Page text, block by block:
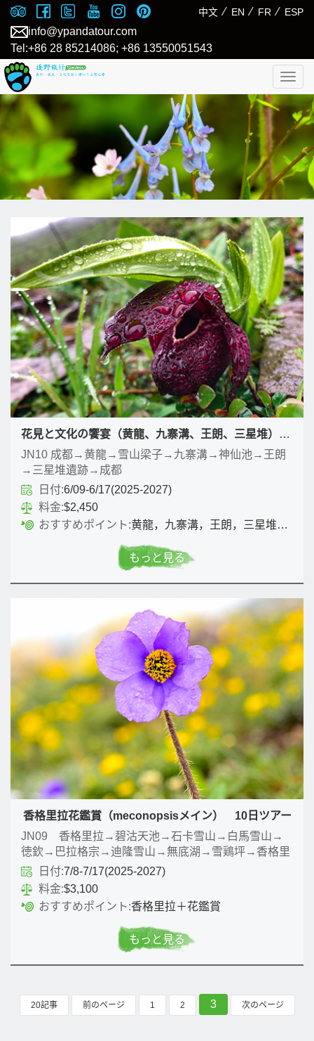
中文 ⁄ EN ⁄ FR ⁄ ESP
info@ypandatour.com
Tel:+86 28 85214086; +86 13550051543
花見と文化の饗宴（黄龍、九寨溝、王朗、三星堆）9日ツアー
JN10 成都→黄龍→雪山梁子→九寨溝→神仙池→王朗
→三星堆遺跡→成都
日付:6/09-6/17(2025-2027)
料金:$2,450
おすすめポイント:黄龍，九寨溝，王朗，三星堆＋花見と文化
もっと見る
香格里拉花鑑賞（meconopsisメイン） 10日ツアー
JN09 香格里拉→碧沽天池→石卡雪山→白馬雪山→
徳欽→巴拉格宗→迪隆雪山→無底湖→雪鶏坪→香格里
拉
日付:7/8-7/17(2025-2027)
料金:$3,100
おすすめポイント:香格里拉＋花鑑賞
もっと見る
20記事 前のページ 1 2 3 次のページ